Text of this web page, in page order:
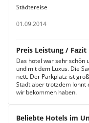
Städtereise
01.09.2014
Preis Leistung / Fazit
Das hotel war sehr schön
und mit dem Luxus. Die
nett. Der Parkplatz ist
Stadt aber trotzdem lohnt
wir bekommen haben.
Beliebte Hotels im